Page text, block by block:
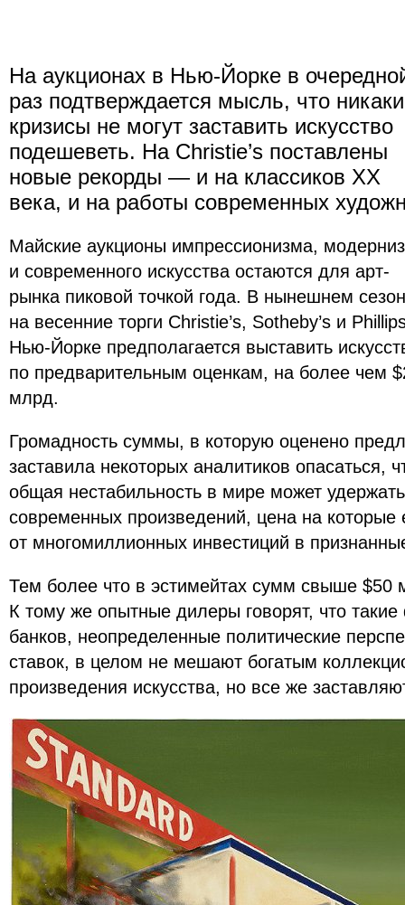
На аукционах в Нью-Йорке в
раз подтверждается мысль, что
кризисы не могут заставить искусство
подешеветь. На Christie’s поставлены
новые рекорды — и на классиков ХХ
века, и на работы современных
Майские аукционы импрессионизма,
и современного искусства остаются для арт-
рынка пиковой точкой года. В нынешнем
на весенние торги Christie’s, Sotheby’s и
Нью-Йорке предполагается выставить
по предварительным оценкам, на более чем
млрд.
Громадность суммы, в которую оценено
заставила некоторых аналитиков опасаться,
общая нестабильность в мире может удержать
современных произведений, цена на которые
от многомиллионных инвестиций в
Тем более что в эстимейтах сумм свыше $50
К тому же опытные дилеры говорят, что такие
банков, неопределенные политические
ставок, в целом не мешают богатым
произведения искусства, но все же